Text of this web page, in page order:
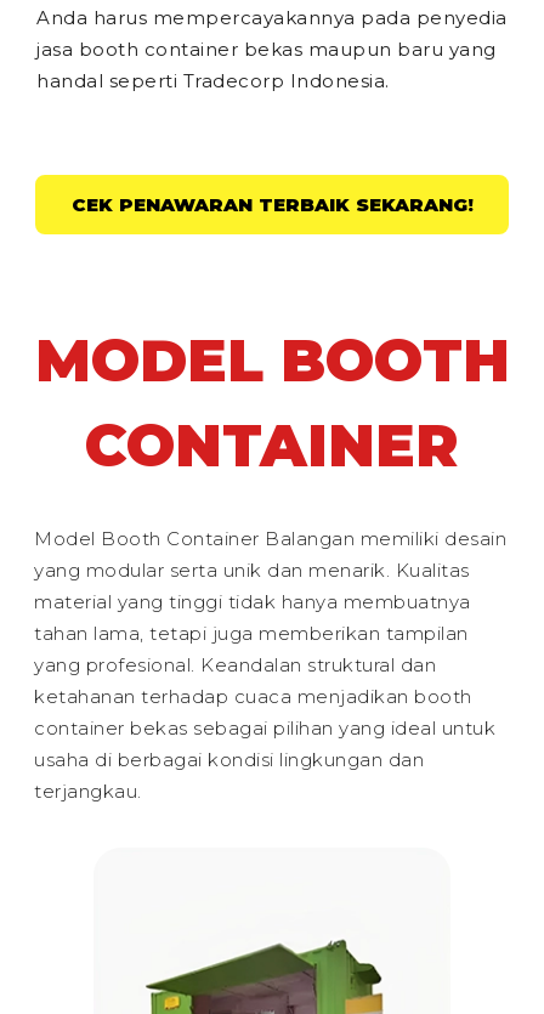
Anda harus mempercayakannya pada penyedia
jasa booth container bekas maupun baru yang
handal seperti Tradecorp Indonesia.
CEK PENAWARAN TERBAIK SEKARANG!
MODEL BOOTH
CONTAINER
Model Booth Container Balangan memiliki desain
yang modular serta unik dan menarik. Kualitas
material yang tinggi tidak hanya membuatnya
tahan lama, tetapi juga memberikan tampilan
yang profesional. Keandalan struktural dan
ketahanan terhadap cuaca menjadikan booth
container bekas sebagai pilihan yang ideal untuk
usaha di berbagai kondisi lingkungan dan
terjangkau.